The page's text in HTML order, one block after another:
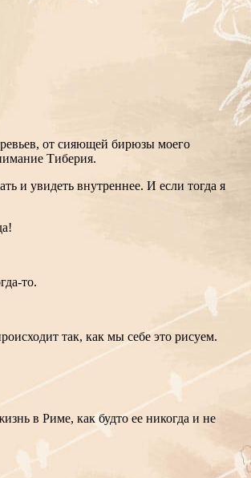
от сияющей бирюзы моего
Тиберия.
и увидеть внутреннее. И если тогда я
то.
так, как мы себе это рисуем.
в Риме, как будто ее никогда и не